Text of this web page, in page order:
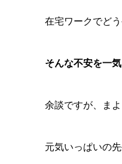
在宅ワークでど
そんな不安を一
余談ですが、ま
元気いっぱいの